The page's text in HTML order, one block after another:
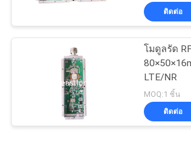
ติดต่อ
โมดูลรัด
LTE/NR
MOQ:1 ชิ้น
ติดต่อ